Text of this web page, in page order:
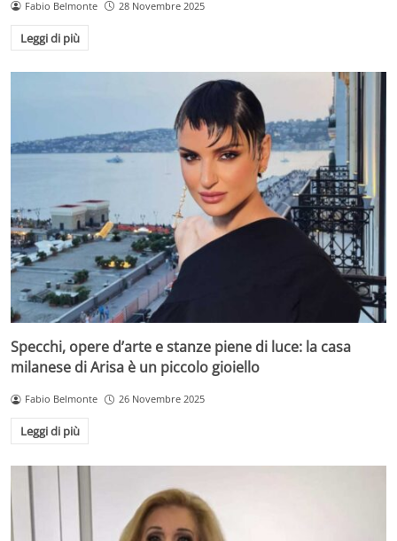
Fabio Belmonte 28 Novembre 2025
Leggi di più
Specchi, opere d’arte e stanze piene di luce: la casa
milanese di Arisa è un piccolo gioiello
Fabio Belmonte 26 Novembre 2025
Leggi di più